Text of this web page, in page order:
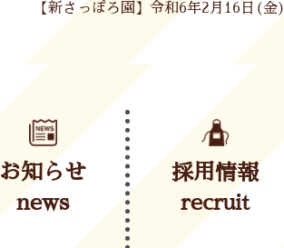
【新さっぽろ園】令和6年2月16日(金)
お知らせ
news
採用情報
recruit